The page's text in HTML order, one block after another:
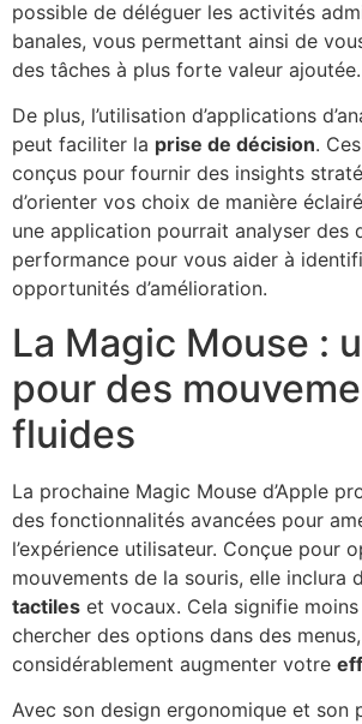
possible de déléguer les activités
banales, vous permettant ainsi de
des tâches à plus forte valeur ajoutée.
De plus, l’utilisation d’applications
peut faciliter la prise de décision.
conçus pour fournir des insights
d’orienter vos choix de manière
une application pourrait analyser des
performance pour vous aider à
opportunités d’amélioration.
La Magic Mouse :
pour des
fluides
La prochaine Magic Mouse d’Apple
des fonctionnalités avancées pour
l’expérience utilisateur. Conçue pour
mouvements de la souris, elle inclura
tactiles et vocaux. Cela signifie
chercher des options dans des
considérablement augmenter votre
Avec son design ergonomique et son